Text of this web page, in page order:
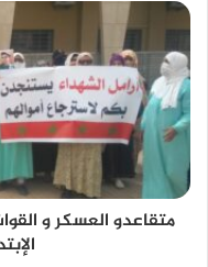
متقاعدو العسكر و